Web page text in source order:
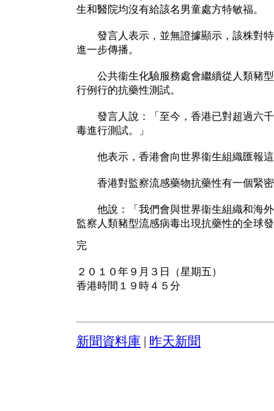
生和醫院均沒有給該名男童處方特敏福。
發言人表示，並無證據顯示，該株對特
進一步傳播。
公共衞生化驗服務處會繼續從人類豬型
行例行的抗藥性測試。
發言人說：「至今，香港已對超過六千
毒進行測試。」
他表示，香港會向世界衞生組織匯報這
香港對監察流感藥物抗藥性有一個緊密
他說：「我們會與世界衞生組織和海外
監察人類豬型流感病毒出現抗藥性的全球
完
２０１０年９月３日（星期五）
香港時間１９時４５分
新聞資料庫 昨天新聞